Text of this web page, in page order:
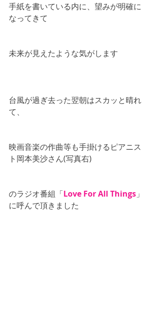
手紙を書いている内に、望みが明確に
なってきて
未来が見えたような気がします
台風が過ぎ去った翌朝はスカッと晴れ
て、
映画音楽の作曲等も手掛けるピアニス
ト岡本美沙さん(写真右)
のラジオ番組「Love For All Things 」
に呼んで頂きました